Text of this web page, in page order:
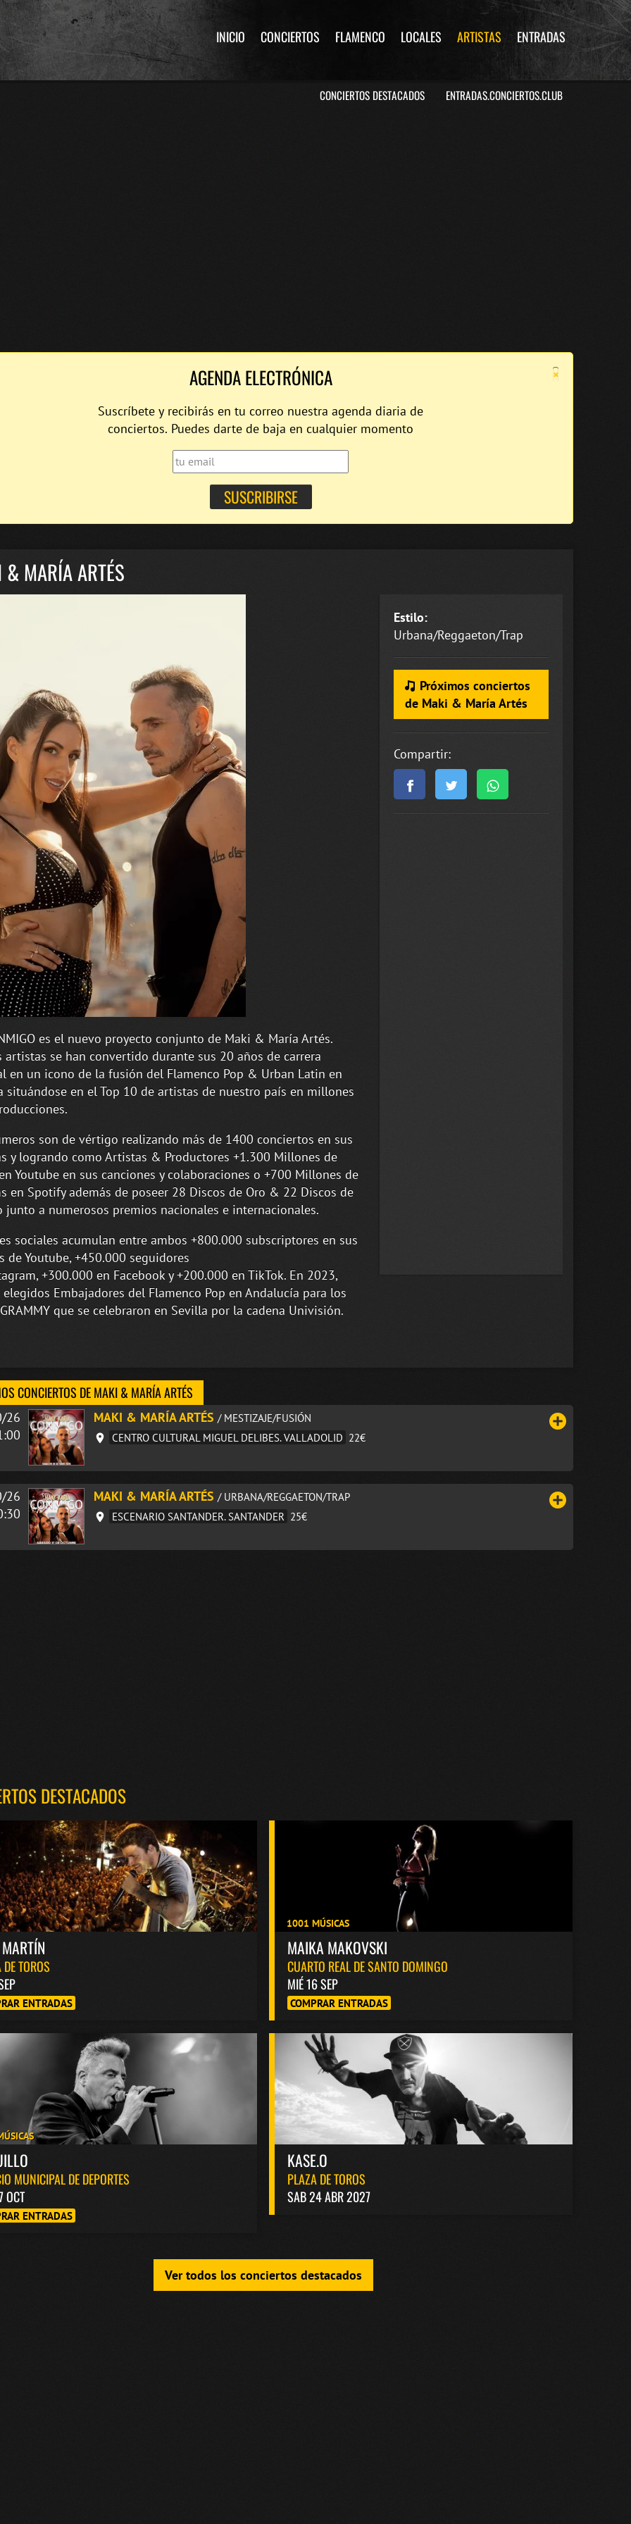
INICIO CONCIERTOS FLAMENCO LOCALES ARTISTAS ENTRADAS
CONCIERTOS DESTACADOS ENTRADAS.CONCIERTOS.CLUB
×
AGENDA ELECTRÓNICA
Suscríbete y recibirás en tu correo nuestra agenda diaria de
conciertos. Puedes darte de baja en cualquier momento
MARÍA ARTÉS
Estilo:
Urbana/Reggaeton/Trap
Próximos conciertos
de Maki & María Artés
Compartir:
es el nuevo proyecto conjunto de Maki & María Artés.
artistas se han convertido durante sus 20 años de carrera
en un icono de la fusión del Flamenco Pop & Urban Latin en
situándose en el Top 10 de artistas de nuestro país en millones
son de vértigo realizando más de 1400 conciertos en sus
y logrando como Artistas & Productores +1.300 Millones de
Youtube en sus canciones y colaboraciones o +700 Millones de
en Spotify además de poseer 28 Discos de Oro & 22 Discos de
junto a numerosos premios nacionales e internacionales.
sociales acumulan entre ambos +800.000 subscriptores en sus
de Youtube, +450.000 seguidores
+300.000 en Facebook y +200.000 en TikTok. En 2023,
Embajadores del Flamenco Pop en Andalucía para los
que se celebraron en Sevilla por la cadena Univisión.
CONCIERTOS DE MAKI & MARÍA ARTÉS
26
MAKI & MARÍA ARTÉS / MESTIZAJE/FUSIÓN
CENTRO CULTURAL MIGUEL DELIBES. VALLADOLID 22€
26
MAKI & MARÍA ARTÉS / URBANA/REGGAETON/TRAP
ESCENARIO SANTANDER. SANTANDER 25€
DESTACADOS
TOROS
ENTRADAS
1001 MÚSICAS
MAIKA MAKOVSKI
CUARTO REAL DE SANTO DOMINGO
MIÉ 16 SEP
COMPRAR ENTRADAS
MUNICIPAL DE DEPORTES
OCT
ENTRADAS
KASE.O
PLAZA DE TOROS
SAB 24 ABR 2027
Ver todos los conciertos destacados